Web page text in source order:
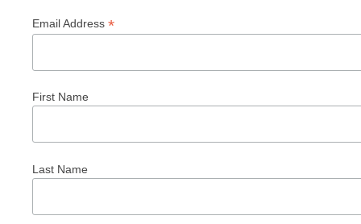
Email Address *
First Name
Last Name